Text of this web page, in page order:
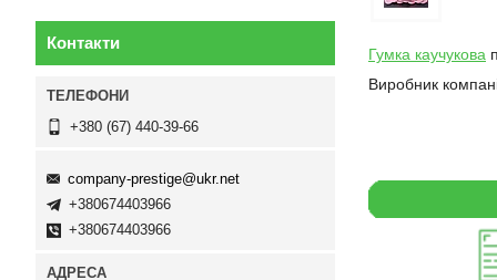
Гумка каучукова
Виробник
Контакти
+380 (67) 440-39-66
company-prestige@ukr.net
+380674403966
+380674403966